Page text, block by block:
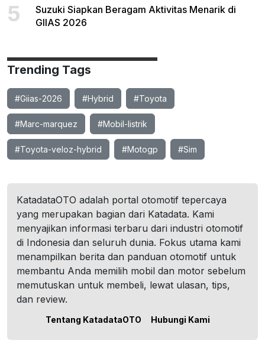
5
Suzuki Siapkan Beragam Aktivitas Menarik di
GIIAS 2026
Trending Tags
#Giias-2026 #Hybrid #Toyota
#Marc-marquez #Mobil-listrik
#Toyota-veloz-hybrid #Motogp #Sim
KatadataOTO adalah portal otomotif tepercaya
yang merupakan bagian dari Katadata. Kami
menyajikan informasi terbaru dari industri otomotif
di Indonesia dan seluruh dunia. Fokus utama kami
menampilkan berita dan panduan otomotif untuk
membantu Anda memilih mobil dan motor sebelum
memutuskan untuk membeli, lewat ulasan, tips,
dan review.
Tentang KatadataOTO Hubungi Kami